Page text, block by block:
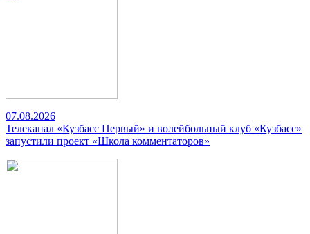
07.08.2026
Телеканал «Кузбасс Первый» и волейбольный клуб «Кузбасс»
запустили проект «Школа комментаторов»